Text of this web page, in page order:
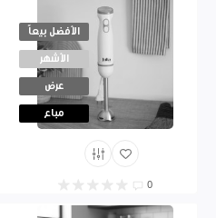
الأفضل بيعاً
الأشهر
عرض
مباع
0